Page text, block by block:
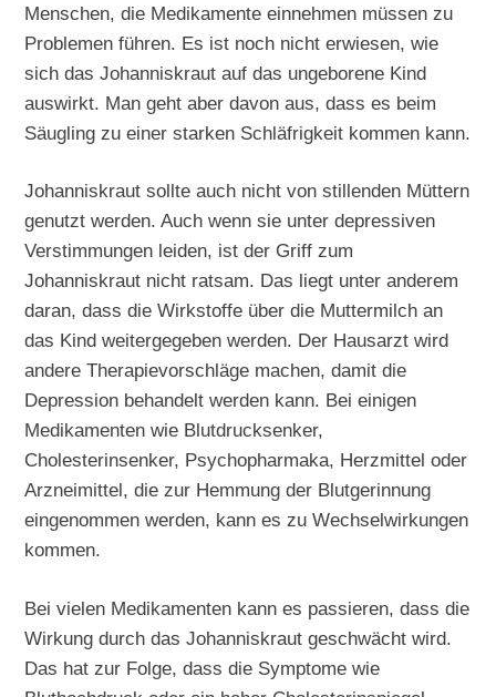
Menschen, die Medikamente einnehmen müssen zu
Problemen führen. Es ist noch nicht erwiesen, wie
sich das Johanniskraut auf das ungeborene Kind
auswirkt. Man geht aber davon aus, dass es beim
Säugling zu einer starken Schläfrigkeit kommen kann.
Johanniskraut sollte auch nicht von stillenden Müttern
genutzt werden. Auch wenn sie unter depressiven
Verstimmungen leiden, ist der Griff zum
Johanniskraut nicht ratsam. Das liegt unter anderem
daran, dass die Wirkstoffe über die Muttermilch an
das Kind weitergegeben werden. Der Hausarzt wird
andere Therapievorschläge machen, damit die
Depression behandelt werden kann. Bei einigen
Medikamenten wie Blutdrucksenker,
Cholesterinsenker, Psychopharmaka, Herzmittel oder
Arzneimittel, die zur Hemmung der Blutgerinnung
eingenommen werden, kann es zu Wechselwirkungen
kommen.
Bei vielen Medikamenten kann es passieren, dass die
Wirkung durch das Johanniskraut geschwächt wird.
Das hat zur Folge, dass die Symptome wie